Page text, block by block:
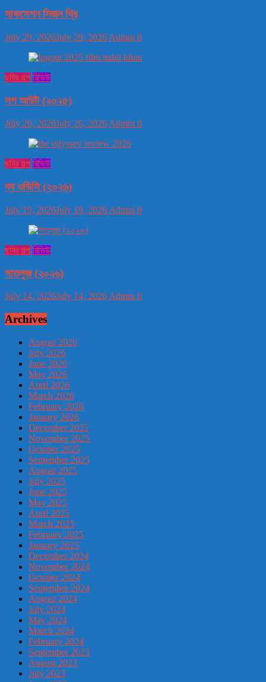
সাকসেশন সিজন থ্রি
July 29, 2026July 29, 2026 Admin 0
ছবির গল্প রিভিউ
লগ আউট (২০২৫)
July 26, 2026July 26, 2026Admin 0
ছবির গল্প রিভিউ
দ্য ওডিসি (২০২৬)
July 19, 2026July 19, 2026 Admin 0
ছবির গল্প রিভিউ
সাতলুজ (২০২৬)
July 14, 2026July 14, 2026 Admin 0
Archives
August 2026
July 2026
June 2026
May 2026
April 2026
March 2026
February 2026
January 2026
December 2025
November 2025
October 2025
September 2025
August 2025
July 2025
June 2025
May 2025
April 2025
March 2025
February 2025
January 2025
December 2024
November 2024
October 2024
September 2024
August 2024
July 2024
May 2024
March 2024
February 2024
September 2023
August 2023
July 2023